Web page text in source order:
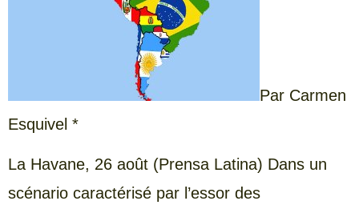
Par Carmen
Esquivel *
La Havane, 26 août (Prensa Latina) Dans un
scénario caractérisé par l’essor des